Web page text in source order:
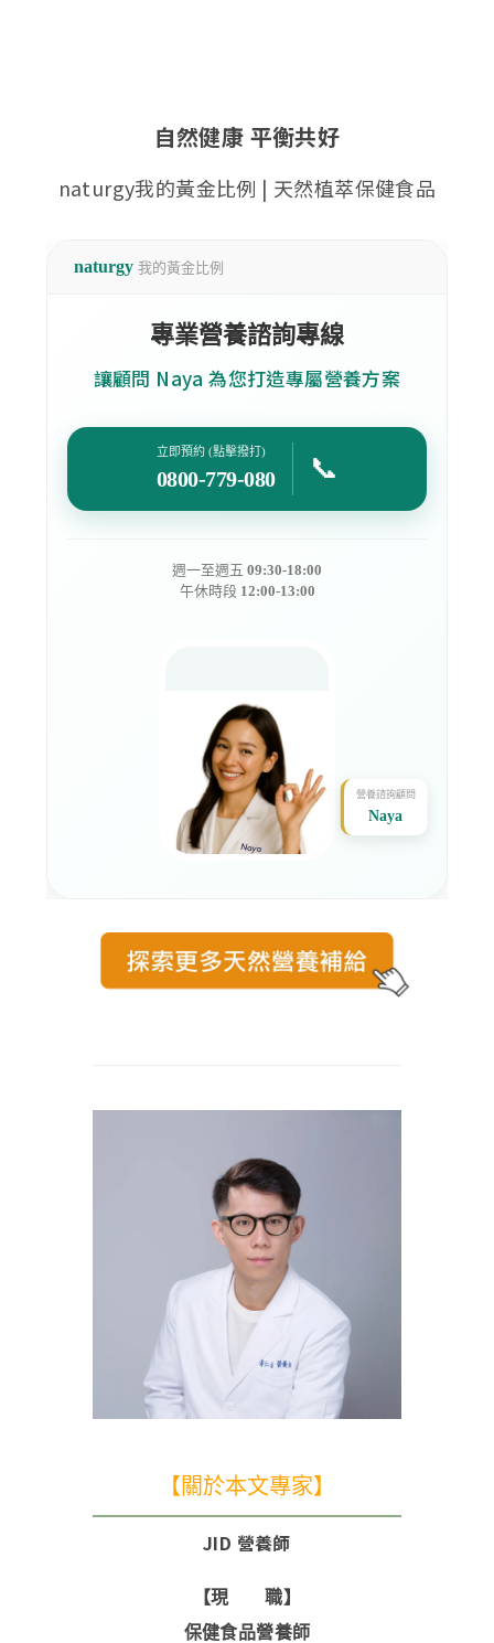
自然健康 平衡共好
naturgy我的黃金比例 | 天然植萃保健食品
naturgy 我的黃金比例
專業營養諮詢專線
讓顧問 Naya 為您打造專屬營養方案
立即預約 (點擊撥打)
0800-779-080 📞
週一至週五 09:30-18:00
午休時段 12:00-13:00
營養諮詢顧問
Naya
【關於本文專家】
JID 營養師
【現 職】
保健食品營養師